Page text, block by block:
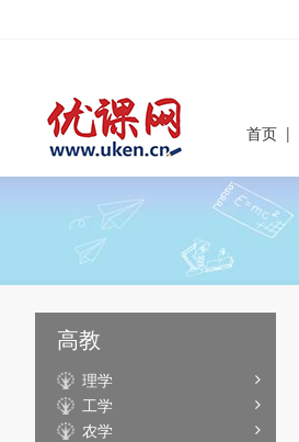
首页 |
高教
理学
工学
农学